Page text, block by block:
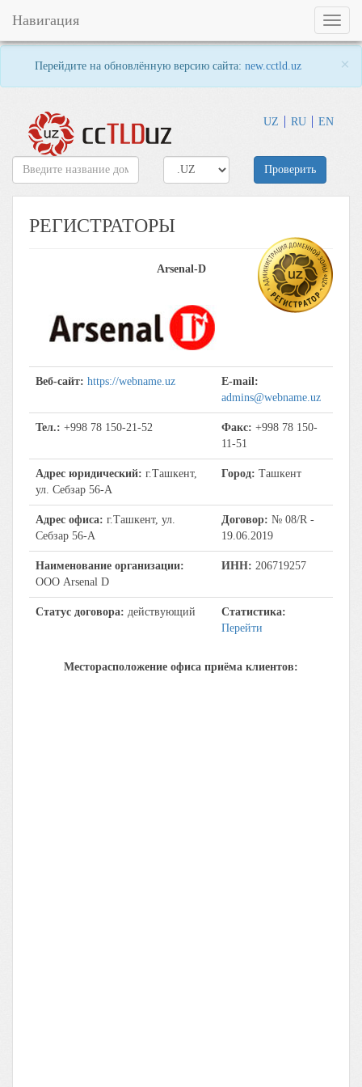
Перейдите на обновлённую версию сайта: new.cctld.uz ×
UZ RU EN
Toggle
Навигация
Проверить
РЕГИСТРАТОРЫ
Arsenal-D
Веб-сайт: https://webname.uz
E-mail:
admins@webname.uz
Тел.: +998 78 150-21-52 Факс: +998 78 150-
11-51
Адрес юридический: г.Ташкент,
ул. Себзар 56-А
Город: Ташкент
Адрес офиса: г.Ташкент, ул.
Себзар 56-А
Договор: № 08/R -
19.06.2019
Наименование организации:
ООО Arsenal D
ИНН: 206719257
Статус договора: действующий
Статистика:
Перейти
Месторасположение офиса приёма клиентов: